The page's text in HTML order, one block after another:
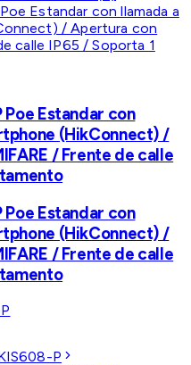
Estandar con
(HikConnect) /
/ Frente de calle
Estandar con
(HikConnect) /
/ Frente de calle
P